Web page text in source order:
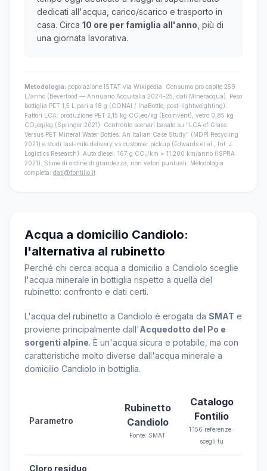
dedicati all'acqua, carico/scarico e trasporto in
casa. Circa 10 ore per famiglia all'anno , più di
una giornata lavorativa.
Metodologia: popolazione ISTAT via Wikipedia. Consumo pro capite 259
L/anno (Beverfood — Annuario Acquitalia 2024-25, dati Mineracqua). Peso
bottiglia PET 1,5 L pari a 18 g (CONAI / InaBottle, post-lightweighting).
Fattori LCA: produzione PET 2,15 kg CO₂eq/kg (Ecoinvent), vetro 0,85 kg
CO₂eq/kg (Springer 2021). Confronto scenari basato su "LCA of Glass
Versus PET Mineral Water Bottles: An Italian Case Study" (MDPI Recycling
2021) e studi last-mile delivery vs customer pickup (Edwards et al., Int. J.
Logistics Research). Auto diesel: 167 g CO₂/km × 11.200 km/anno (ISPRA
2021). Stime di ordine di grandezza, non valori puntuali. Metodologia
completa: dati@fontilio.it
Acqua a domicilio Candiolo:
l'alternativa al rubinetto
Perché chi cerca acqua a domicilio a Candiolo sceglie
l'acqua minerale in bottiglia rispetto a quella del
rubinetto: confronto e dati certi.
L'acqua del rubinetto a Candiolo è erogata da SMAT e
proviene principalmente dall'Acquedotto del Po e
sorgenti alpine. È un'acqua sicura e potabile, ma con
caratteristiche molto diverse dall'acqua minerale a
domicilio Candiolo in bottiglia.
Parametro
Rubinetto
Candiolo
Fonte: SMAT
Catalogo
Fontilio
1.156 referenze ·
scegli tu
Cloro residuo